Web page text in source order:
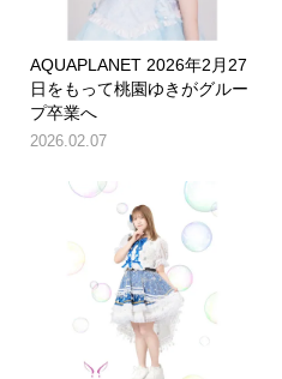
AQUAPLANET 2026年2月27
日をもって桃園ゆきがグルー
プ卒業へ
2026.02.07